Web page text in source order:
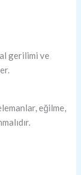
gerilimi ve
eğilme,